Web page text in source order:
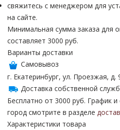
свяжитесь с менеджером для
на сайте.
Минимальная сумма заказа для
составляет 3000 руб.
Варианты доставки
Самовывоз
г. Екатеринбург, ул. Проезжая, д.
Доставка собственной
Бесплатно от 3000 руб. График
город смотрите в разделе
Характеристики товара